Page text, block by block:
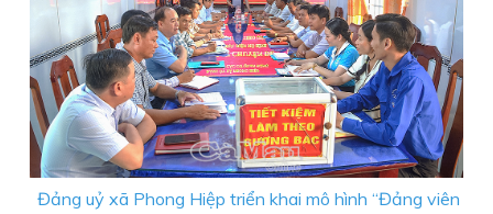
Đảng uỷ xã Phong Hiệp triển khai mô hình “Đảng viên